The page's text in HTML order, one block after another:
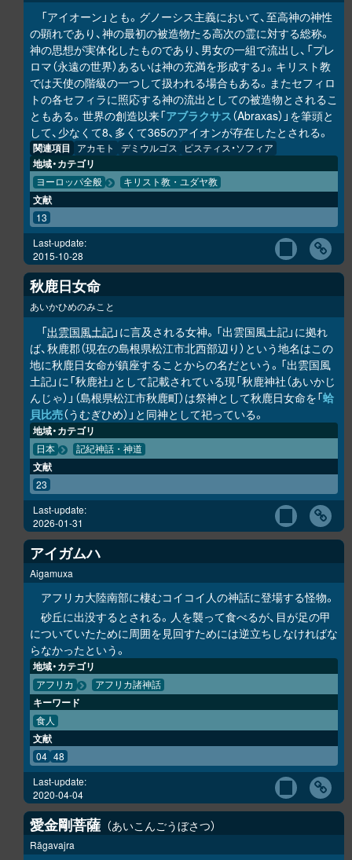
「アイオーン」とも。グノーシス主義において、至高神の神性
の顕れであり、神の最初の被造物たる高次の霊に対する総称。
神の思想が実体化したものであり、男女の一組で流出し、「プレ
ロマ（永遠の世界）あるいは神の充満を形成する」。キリスト教
では天使の階級の一つして扱われる場合もある。またセフィロ
トの各セフィラに照応する神の流出としての被造物とされるこ
ともある。世界の創造以来「アブラクサス（Abraxas）」を筆頭と
して、少なくて8、多くて365のアイオンが存在したとされる。
関連項目 アカモト デミウルゴス ピスティス・ソフィア
地域・カテゴリ
ヨーロッパ全般 キリスト教・ユダヤ教
文献
13
Last-update:
2015-10-28
秋鹿日女命
あいかひめのみこと
「出雲国風土記」に言及される女神。「出雲国風土記」に拠れ
ば、秋鹿郡（現在の島根県松江市北西部辺り）という地名はこの
地に秋鹿日女命が鎮座することからの名だという。「出雲国風
土記」に「秋鹿社」として記載されている現「秋鹿神社（あいかじ
んじゃ）」（島根県松江市秋鹿町）は祭神として秋鹿日女命を「蛤
貝比売（うむぎひめ）」と同神として祀っている。
地域・カテゴリ
日本 記紀神話・神道
文献
23
Last-update:
2026-01-31
アイガムハ
Aigamuxa
アフリカ大陸南部に棲むコイコイ人の神話に登場する怪物。
砂丘に出没するとされる。人を襲って食べるが、目が足の甲
についていたために周囲を見回すためには逆立ちしなければな
らなかったという。
地域・カテゴリ
アフリカ アフリカ諸神話
キーワード
食人
文献
04 48
Last-update:
2020-04-04
愛金剛菩薩 あいこんごうぼさつ
Rāgavajra